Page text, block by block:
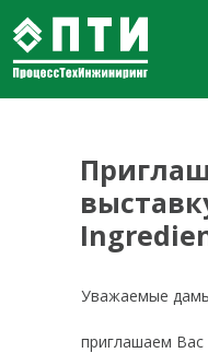
Уважаемые
приглашаем